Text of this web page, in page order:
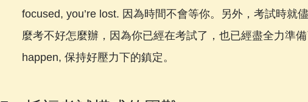
focused, you’re lost. 因為時間不會等你。另外，考試時就
麼考不好怎麼辦，因為你已經在考試了，也已經盡全力準
happen, 保持好壓力下的鎮定。